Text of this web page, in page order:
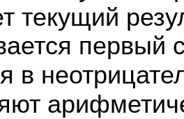
текущий
первый
в